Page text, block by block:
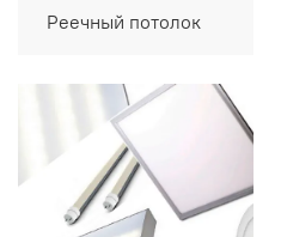
Реечный потолок